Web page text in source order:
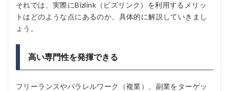
それでは、実際にBizlink（ビズリンク）を利用するメリッ
トはどのような点にあるのか、具体的に解説していきまし
ょう。
高い専門性を発揮できる
フリーランスやパラレルワーク（複業）、副業をターゲッ